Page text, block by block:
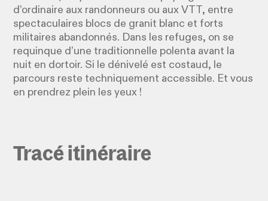
d’ordinaire aux randonneurs ou aux VTT, entre
spectaculaires blocs de granit blanc et forts
militaires abandonnés. Dans les refuges, on se
requinque d’une traditionnelle polenta avant la
nuit en dortoir. Si le dénivelé est costaud, le
parcours reste techniquement accessible. Et vous
en prendrez plein les yeux !
Tracé itinéraire